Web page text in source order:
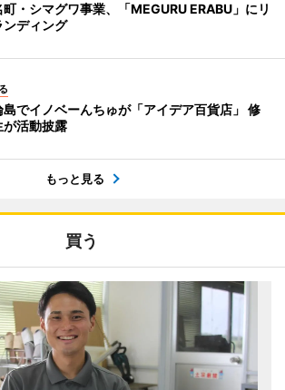
町・シマグワ事業、「MEGURU ERABU」にリ
ンディング
島でイノベーんちゅが「アイデア百貨店」 修
が活動披露
もっと見る
買う